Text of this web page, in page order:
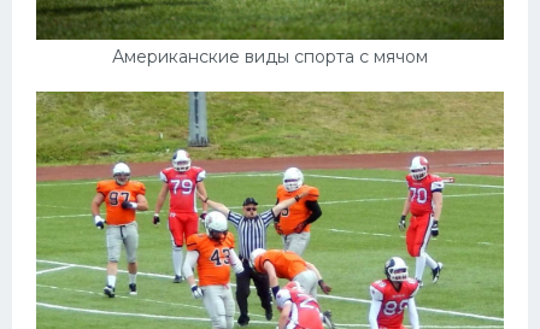
Американские виды спорта с мячом